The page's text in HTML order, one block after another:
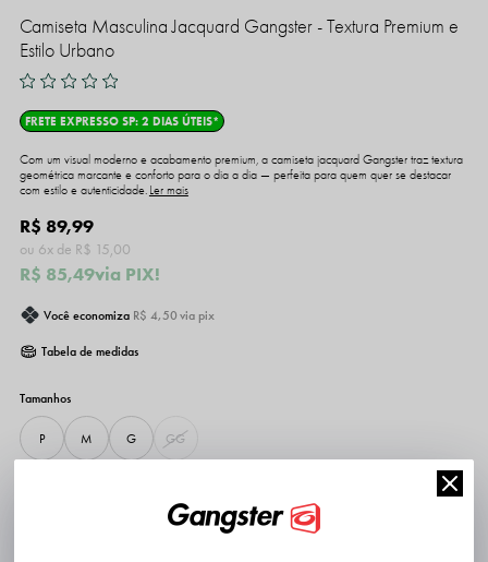
Camiseta Masculina Jacquard Gangster - Textura Premium e
Estilo Urbano
FRETE EXPRESSO SP: 2 DIAS ÚTEIS*
Com um visual moderno e acabamento premium, a camiseta jacquard Gangster traz textura
geométrica marcante e conforto para o dia a dia — perfeita para quem quer se destacar
com estilo e autenticidade. Ler mais
R$ 85,49via PIX!
R$ 89,99
6x R$ 15,00
Você economiza R$ 4,50 via pix
Tabela de medidas
P M G GG